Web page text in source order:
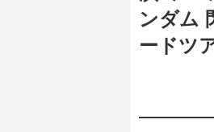
ンダム
ードツ